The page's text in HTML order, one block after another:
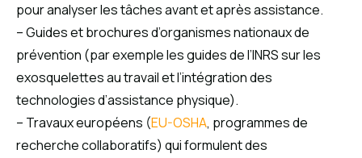
pour analyser les tâches avant et après assistance.
– Guides et brochures d’organismes nationaux de
prévention (par exemple les guides de l’INRS sur les
exosquelettes au travail et l’intégration des
technologies d’assistance physique).
– Travaux européens (EU-OSHA, programmes de
recherche collaboratifs) qui formulent des